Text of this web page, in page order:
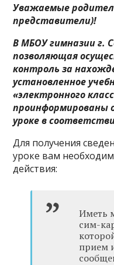
Уважаемые
представители)!
В МБОУ гимназии г.
позволяющая
контроль за
установленное
«электронного
проинформированы
уроке в
Для получения
уроке вам
действия:
Иметь
сим-
прием